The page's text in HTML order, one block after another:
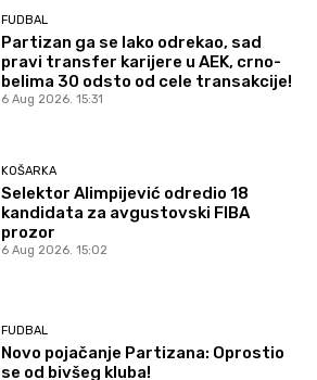
FUDBAL
Partizan ga se lako odrekao, sad
pravi transfer karijere u AEK, crno-
belima 30 odsto od cele transakcije!
6 Aug 2026. 15:31
KOŠARKA
Selektor Alimpijević odredio 18
kandidata za avgustovski FIBA
prozor
6 Aug 2026. 15:02
FUDBAL
Novo pojačanje Partizana: Oprostio
se od bivšeg kluba!